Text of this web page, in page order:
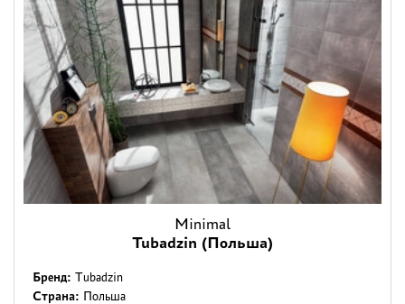
Minimal
Tubadzin (Польша)
Бренд: Tubadzin
Страна: Польша